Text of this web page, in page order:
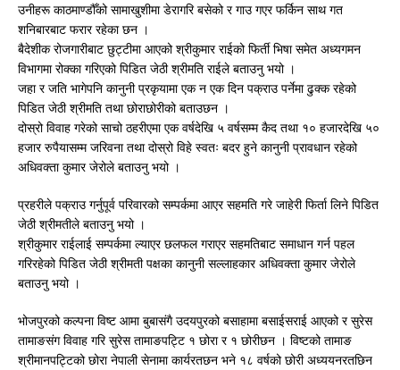
उनीहरू काठमाण्डौँको सामाखुशीमा डेरागरि बसेको र गाउ गएर फर्किन साथ गत
शनिबारबाट फरार रहेका छन ।
बैदेशीक रोजगारीबाट छुट्टीमा आएको श्रीकुमार राईको फिर्ती भिषा समेत अध्यगमन
विभागमा रोक्का गरिएको पिडित जेठी श्रीमति राईले बताउनु भयो ।
जहा र जति भागेपनि कानुनी प्रकृयामा एक न एक दिन पक्राउ पर्नेमा ढुक्क रहेको
पिडित जेठी श्रीमति तथा छोराछोरीको बताउछन ।
दोस्रो विवाह गरेको साचो ठहरीएमा एक वर्षदेखि ५ वर्षसम्म कैद तथा १० हजारदेखि ५०
हजार रुपैयासम्म जरिवना तथा दोस्रो विहे स्वतः बदर हुने कानुनी प्रावधान रहेको
अधिवक्ता कुमार जेरोले बताउनु भयो ।
प्रहरीले पक्राउ गर्नुपूर्व परिवारको सम्पर्कमा आएर सहमति गरे जाहेरी फिर्ता लिने पिडित
जेठी श्रीमतीले बताउनु भयो ।
श्रीकुमार राईलाई सम्पर्कमा ल्याएर छलफल गराएर सहमतिबाट समाधान गर्न पहल
गरिरहेको पिडित जेठी श्रीमती पक्षका कानुनी सल्लाहकार अधिवक्ता कुमार जेरोले
बताउनु भयो ।
भोजपुरको कल्पना विष्ट आमा बुबासंगै उदयपुरको बसाहामा बसाईसराई आएको र सुरेस
तामाङसंग विवाह गरि सुरेस तामाङपट्टि १ छोरा र १ छोरीछन । विष्टको तामाङ
श्रीमानपट्टिको छोरा नेपाली सेनामा कार्यरतछन भने १८ वर्षको छोरी अध्ययनरतछिन